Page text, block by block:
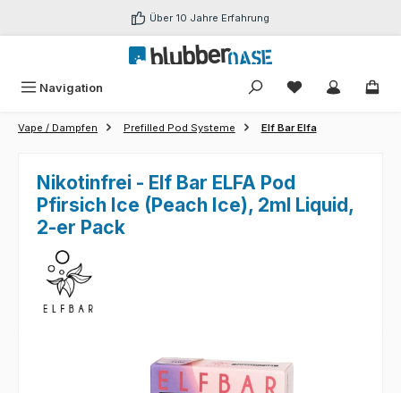
Zum Hauptinhalt springen Über 10 Jahre Erfahrung
Navigation Du hast 0
Vape / Dampfen Prefilled Pod Systeme Elf Bar Elfa
Nikotinfrei - Elf Bar ELFA Pod
Pfirsich Ice (Peach Ice), 2ml Liquid,
2-er Pack
Bildergalerie überspringen